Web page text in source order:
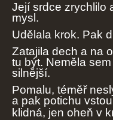
Její srdce zrychlilo
mysl.
Udělala krok. Pak
Zatajila dech a na
tu být. Neměla
silnější.
Pomalu, téměř
a pak potichu
klidná, jen oheň v